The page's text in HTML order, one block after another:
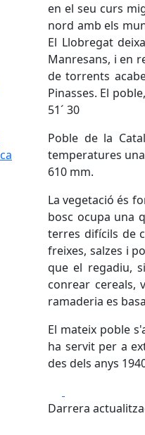
en el seu curs
nord amb els
El Llobregat
Manresans, i en
de torrents
Pinasses. El
51´ 30
Poble de la
temperatures
610 mm.
La vegetació és
bosc ocupa una
terres difícils de
freixes, salzes i
que el regadiu,
conrear cereals,
ramaderia es
El mateix poble
ha servit per a
des dels anys
Darrera